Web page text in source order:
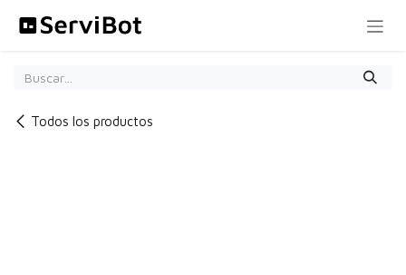
Todos los productos